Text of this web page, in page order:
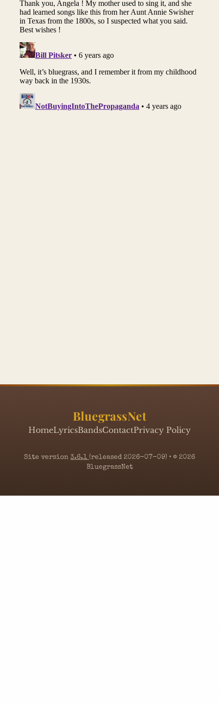
BluegrassNet
HomeLyricsBandsContactPrivacy Policy
Site version 3.6.1 (released 2026-07-09) • © 2026
BluegrassNet